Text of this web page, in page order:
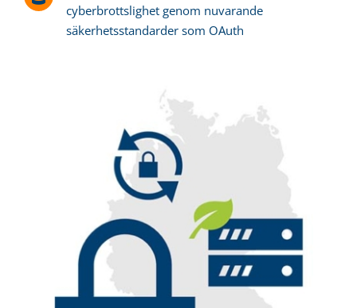
cyberbrottslighet genom nuvarande
säkerhetsstandarder som OAuth